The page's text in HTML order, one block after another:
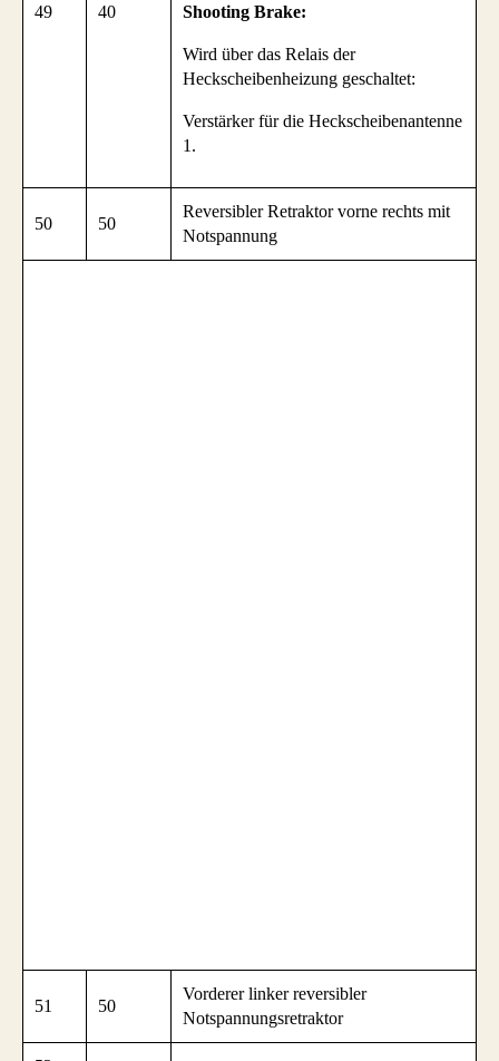
49 40 Shooting Brake:
Wird über das Relais der
Heckscheibenheizung geschaltet:
Verstärker für die Heckscheibenantenne
1.
50 50
Reversibler Retraktor vorne rechts mit
Notspannung
51 50
Vorderer linker reversibler
Notspannungsretraktor